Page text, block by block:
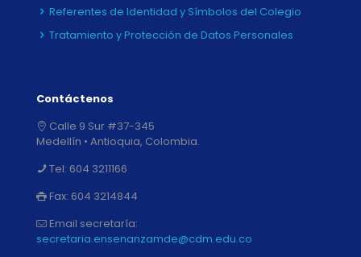
Referentes de Identidad y Símbolos del Colegio
Tratamiento y Protección de Datos Personales
Contáctenos
Calle 9 Sur #37-345
Medellín • Antioquia, Colombia.
Tel: 604 3211166
Fax: 604 3214844
Email secretaría:
secretaria.ensenanzamde@cdm.edu.co